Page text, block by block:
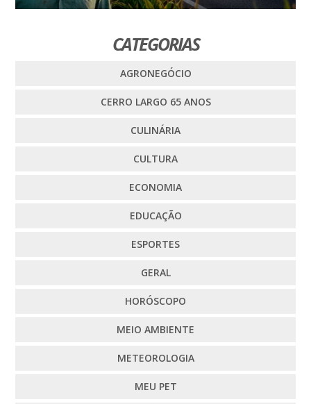
CATEGORIAS
AGRONEGÓCIO
CERRO LARGO 65 ANOS
CULINÁRIA
CULTURA
ECONOMIA
EDUCAÇÃO
ESPORTES
GERAL
HORÓSCOPO
MEIO AMBIENTE
METEOROLOGIA
MEU PET